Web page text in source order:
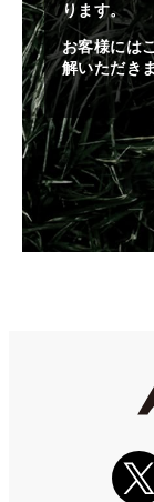
ります。
お客様には
解いただき